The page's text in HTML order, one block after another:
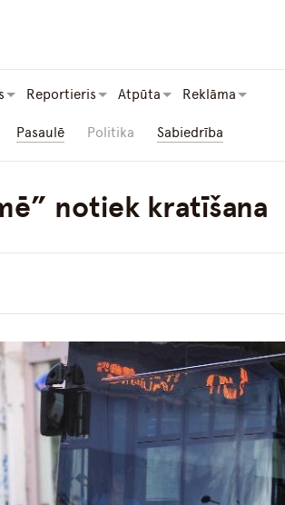
Reportieris Atpūta Reklāma
Pasaulē Politika Sabiedrība
notiek kratīšana